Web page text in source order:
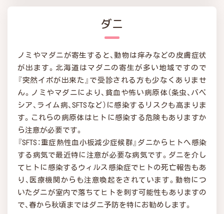
ダニ
ノミやマダニが寄生すると、動物は痒みなどの皮膚症状
が出ます。北海道はマダニの寄生が多い地域ですので
『突然イボが出来た』で受診される方も少なくありませ
ん。ノミやマダニにより、貧血や怖い病原体（条虫、バベ
シア、ライム病、SFTSなど）に感染するリスクも高まりま
す。これらの病原体はヒトに感染する危険もありますか
ら注意が必要です。
『SFTS：重症熱性血小板減少症候群』ダニからヒトへ感染
する病気で最近特に注意が必要な病気です。ダニを介し
てヒトに感染するウィルス感染症でヒトの死亡報告もあ
り、医療機関からも注意喚起をされています。動物につ
いたダニが室内で落ちてヒトを刺す可能性もありますの
で、春から秋頃まではダニ予防を特にお勧めします。